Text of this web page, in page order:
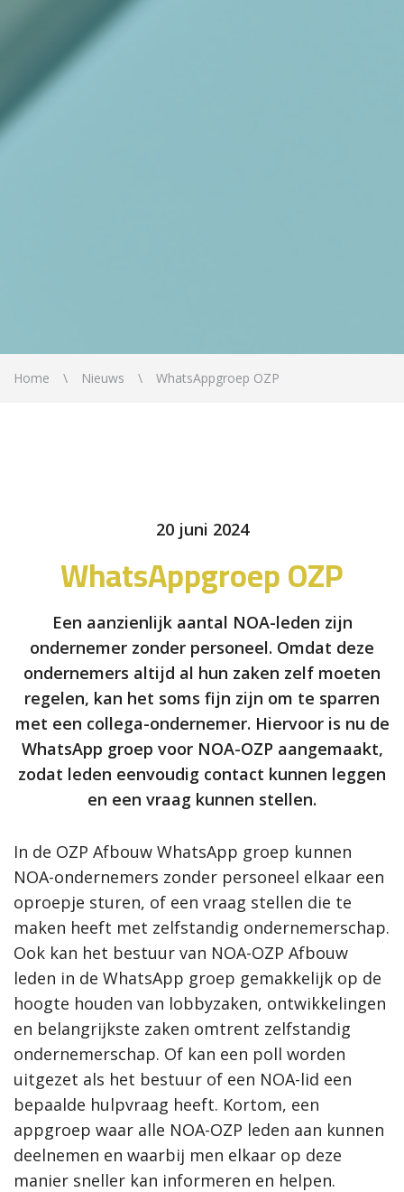
Home Nieuws WhatsAppgroep OZP
20 juni 2024
WhatsAppgroep OZP
Een aanzienlijk aantal NOA-leden zijn
ondernemer zonder personeel. Omdat deze
ondernemers altijd al hun zaken zelf moeten
regelen, kan het soms fijn zijn om te sparren
met een collega-ondernemer. Hiervoor is nu de
WhatsApp groep voor NOA-OZP aangemaakt,
zodat leden eenvoudig contact kunnen leggen
en een vraag kunnen stellen.
In de OZP Afbouw WhatsApp groep kunnen
NOA-ondernemers zonder personeel elkaar een
oproepje sturen, of een vraag stellen die te
maken heeft met zelfstandig ondernemerschap.
Ook kan het bestuur van NOA-OZP Afbouw
leden in de WhatsApp groep gemakkelijk op de
hoogte houden van lobbyzaken, ontwikkelingen
en belangrijkste zaken omtrent zelfstandig
ondernemerschap. Of kan een poll worden
uitgezet als het bestuur of een NOA-lid een
bepaalde hulpvraag heeft. Kortom, een
appgroep waar alle NOA-OZP leden aan kunnen
deelnemen en waarbij men elkaar op deze
manier sneller kan informeren en helpen.